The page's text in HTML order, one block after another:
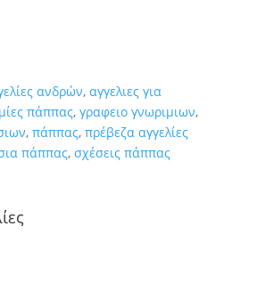
ανδρών, αγγελιες για
πάππας, γραφειο γνωριμιων,
, πάππας, πρέβεζα αγγελίες
πάππας, σχέσεις πάππας